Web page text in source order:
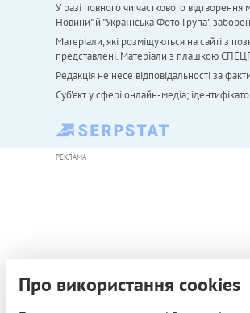
У разі повного чи часткового
Новини" й "Українська Фото Група",
Матеріали, які розміщуються на сайті з
представлені. Матеріали з плашкою
Редакція не несе відповідальності за
Cуб'єкт у сфері онлайн-медіа;
РЕКЛАМА
Про використання cookies